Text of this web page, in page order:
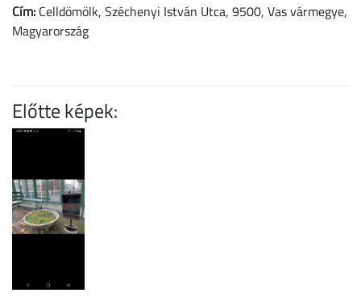
Cím: Celldömölk, Széchenyi István Utca, 9500, Vas vármegye,
Magyarország
Előtte képek: